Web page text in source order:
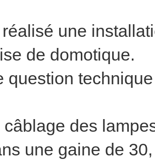
une
de domotique.
question
câblage des
une gaine de